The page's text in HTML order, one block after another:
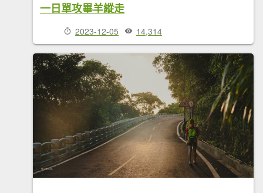
一日單攻畢羊縱走
2023-12-05 14,314